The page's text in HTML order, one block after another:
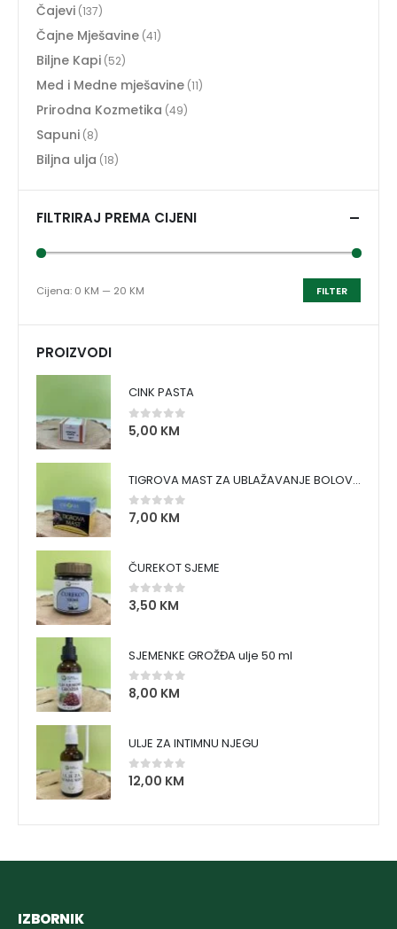
Čajevi (137)
Čajne Mješavine (41)
Biljne Kapi (52)
Med i Medne mješavine (11)
Prirodna Kozmetika (49)
Sapuni (8)
Biljna ulja (18)
FILTRIRAJ PREMA CIJENI
FILTER
Cijena: 0 KM — 20 KM
PROIZVODI
CINK PASTA
0 out of 5
5,00 KM
TIGROVA MAST ZA UBLAŽAVANJE BOLOVA I ZAGRIJAVANJE MIŠIĆA
0 out of 5
7,00 KM
ČUREKOT SJEME
0 out of 5
3,50 KM
SJEMENKE GROŽĐA ulje 50 ml
0 out of 5
8,00 KM
ULJE ZA INTIMNU NJEGU
0out of 5
12,00 KM
IZBORNIK